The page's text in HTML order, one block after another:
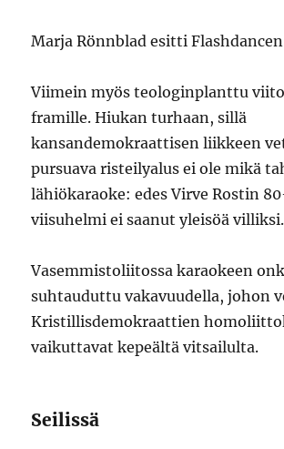
Marja Rönnblad esitti
Viimein myös teologinplanttu
framille. Hiukan turhaan, sillä
kansandemokraattisen liikkeen
pursuava risteilyalus ei ole mikä
lähiökaraoke: edes Virve Rostin
viisuhelmi ei saanut yleisöä villiksi.
Vasemmistoliitossa karaokeen
suhtauduttu vakavuudella, johon
Kristillisdemokraattien
vaikuttavat kepeältä vitsailulta.
Seilissä